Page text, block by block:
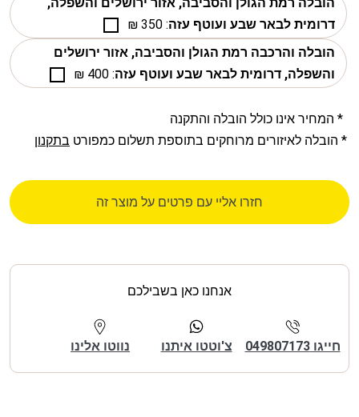
דרומית לבאר שבע ועוטף עזה: 350 ₪
הובלה והרכבה רמת הגולן והסביבה, אזור ירושלים
והשפלה, דרומית לבאר שבע ועוטף עזה: 400 ₪
* המחיר אינו כולל הובלה והתקנה
* הובלה לאיזורים מרוחקים בתוספת תשלום כמפורט בתקנון
חזרו אליי עם פרטים על מוצר זה
אנחנו כאן בשבילכם
חייגו 049807173 צ'וטטו איתנו נווטו אלינו